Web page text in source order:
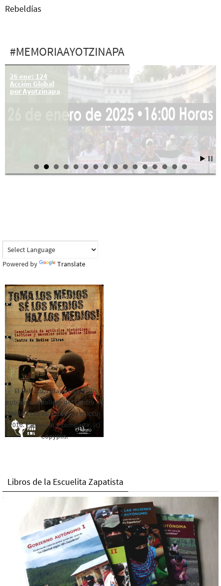
Rebeldías
#MEMORIAAYOTZINAPA
26 jul: XCIV
Acción Global
por Ayotzinapa
y México
26 ene: 124
Acción Global
por Ayotzinapa
Powered by Translate
El Rebozo, Palapa Editorial,
publica este folleto del Centro de
Medios Libres. Esta es la edición
2016. Para rolar y compartir. (c)
Copyplis.
Libros de la Escuelita Zapatista